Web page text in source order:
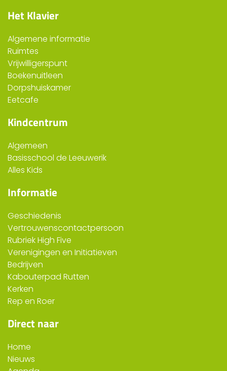
Het Klavier
Algemene informatie
Ruimtes
Vrijwilligerspunt
Boekenuitleen
Dorpshuiskamer
Eetcafe
Kindcentrum
Algemeen
Basisschool de Leeuwerik
Alles Kids
Informatie
Geschiedenis
Vertrouwenscontactpersoon
Rubriek High Five
Verenigingen en Initiatieven
Bedrijven
Kabouterpad Rutten
Kerken
Rep en Roer
Direct naar
Home
Nieuws